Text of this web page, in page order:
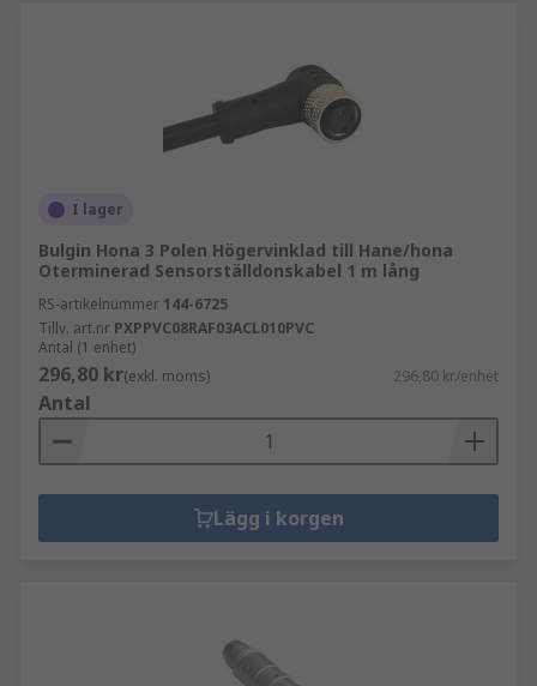
I lager
Bulgin Hona 3 Polen Högervinklad till Hane/hona
Oterminerad Sensorställdonskabel 1 m lång
RS-artikelnummer 144-6725
Tillv. art.nr PXPPVC08RAF03ACL010PVC
Antal (1 enhet)
296,80 kr(exkl. moms) 296,80 kr/enhet
Antal
Lägg i korgen